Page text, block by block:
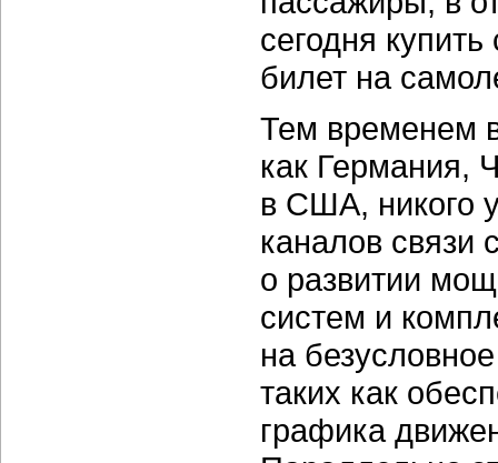
сегодня
билет на
Тем временем
как Германия,
в США, никого
каналов связи
о развитии
систем и
на
таких как
графика